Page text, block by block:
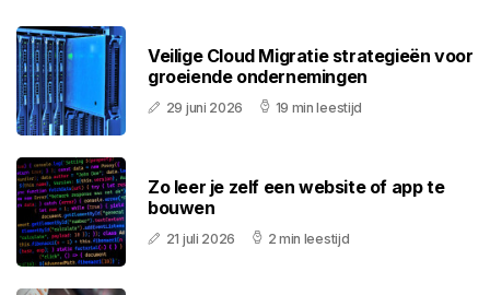
Veilige Cloud Migratie strategieën voor
groeiende ondernemingen
29 juni 2026 19 min leestijd
Zo leer je zelf een website of app te
bouwen
21 juli 2026 2 min leestijd